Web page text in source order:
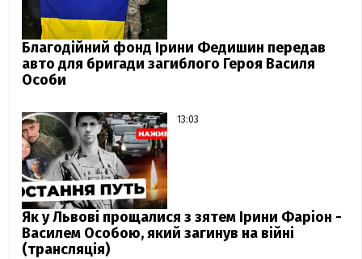
Благодійний фонд Ірини Федишин передав
авто для бригади загиблого Героя Василя
Особи
13:03
Як у Львові прощалися з зятем Ірини Фаріон -
Василем Особою, який загинув на війні
(трансляція)